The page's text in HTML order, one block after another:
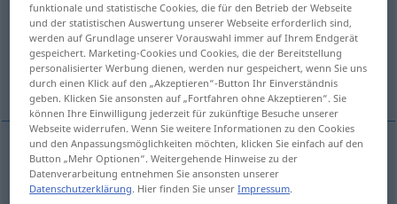
Übersicht aller Übersetzungen
(Für mehr Details die Übersetzung anklicken/antippen)
agitație
agitațief Hektik
funktionale und statistische Cookies, die für den Betrieb der Webseite
und der statistischen Auswertung unserer Webseite erforderlich sind,
werden auf Grundlage unserer Vorauswahl immer auf Ihrem Endgerät
gespeichert. Marketing-Cookies und Cookies, die der Bereitstellung
personalisierter Werbung dienen, werden nur gespeichert, wenn Sie uns
durch einen Klick auf den „Akzeptieren“-Button Ihr Einverständnis
geben. Klicken Sie ansonsten auf „Fortfahren ohne Akzeptieren“. Sie
können Ihre Einwilligung jederzeit für zukünftige Besuche unserer
Webseite widerrufen. Wenn Sie weitere Informationen zu den Cookies
und den Anpassungsmöglichkeiten möchten, klicken Sie einfach auf den
Button „Mehr Optionen“. Weitergehende Hinweise zu der
Datenverarbeitung entnehmen Sie ansonsten unserer
Datenschutzerklärung. Hier finden Sie unserImpressum.